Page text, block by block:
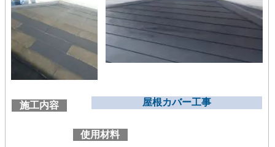
施工内容 屋根カバー工事
使用材料